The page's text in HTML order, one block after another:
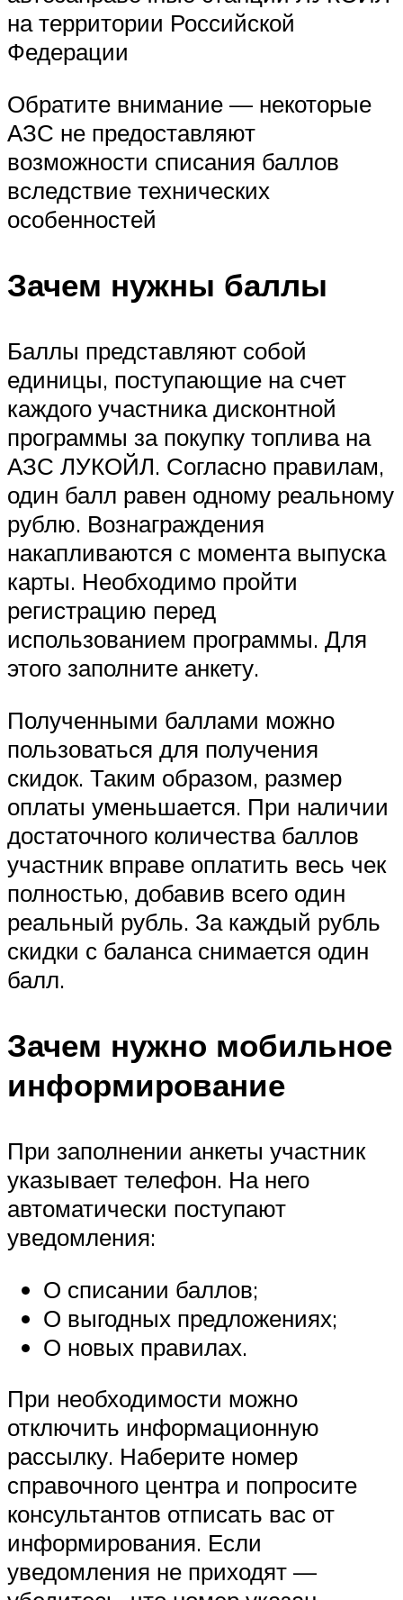
на территории Российской
Федерации
Обратите внимание — некоторые
АЗС не предоставляют
возможности списания баллов
вследствие технических
особенностей
Зачем нужны баллы
Баллы представляют собой
единицы, поступающие на счет
каждого участника дисконтной
программы за покупку топлива на
АЗС ЛУКОЙЛ. Согласно правилам,
один балл равен одному реальному
рублю. Вознаграждения
накапливаются с момента выпуска
карты. Необходимо пройти
регистрацию перед
использованием программы. Для
этого заполните анкету.
Полученными баллами можно
пользоваться для получения
скидок. Таким образом, размер
оплаты уменьшается. При наличии
достаточного количества баллов
участник вправе оплатить весь чек
полностью, добавив всего один
реальный рубль. За каждый рубль
скидки с баланса снимается один
балл.
Зачем нужно мобильное
информирование
При заполнении анкеты участник
указывает телефон. На него
автоматически поступают
уведомления:
О списании баллов;
О выгодных предложениях;
О новых правилах.
При необходимости можно
отключить информационную
рассылку. Наберите номер
справочного центра и попросите
консультантов отписать вас от
информирования. Если
уведомления не приходят —